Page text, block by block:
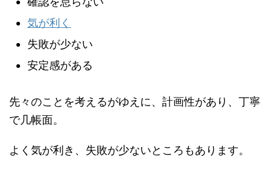
気が利く
失敗が少ない
安定感がある
先々のことを考えるがゆえに、計画性があり、丁寧
で几帳面。
よく気が利き、失敗が少ないところもあります。